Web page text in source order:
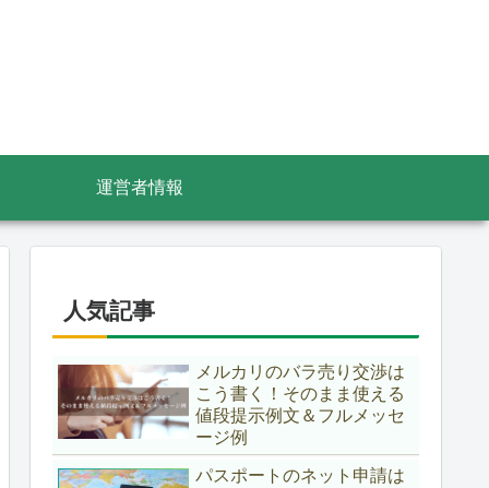
運営者情報
人気記事
メルカリのバラ売り交渉は
こう書く！そのまま使える
値段提示例文＆フルメッセ
ージ例
パスポートのネット申請は